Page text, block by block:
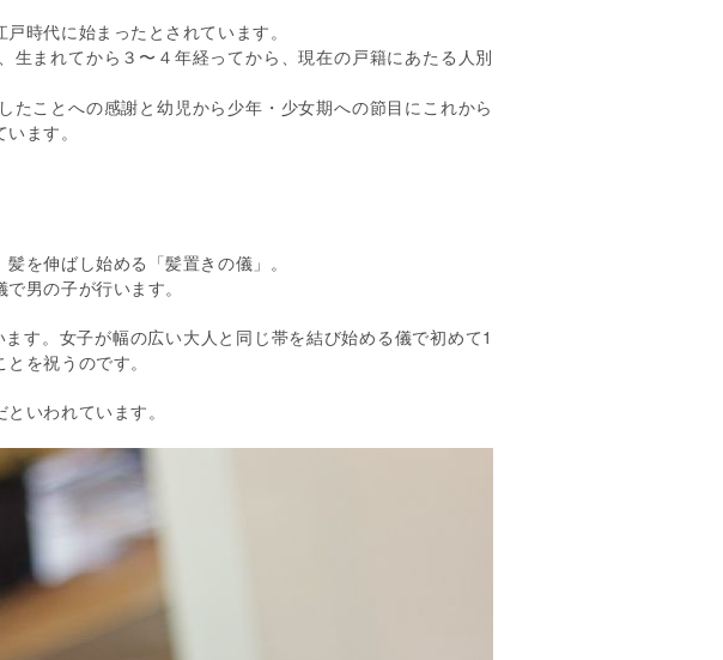
時代に始まったとされています。
生まれてから３〜４年経ってから、現在の戸籍にあたる人別
たことへの感謝と幼児から少年・少女期への節目にこれから
ます。
を伸ばし始める「髪置きの儀」。
男の子が行います。
す。女子が幅の広い大人と同じ帯を結び始める儀で初めて1
を祝うのです。
いわれています。